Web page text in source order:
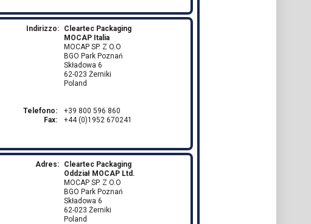
Indirizzo:
Cleartec Packaging
MOCAP Italia
MOCAP SP. Z O.O
BGO Park Poznań
Składowa 6
62-023 Żerniki
Poland
Telefono:
Fax:
+39 800 596 860
+44 (0)1952 670241
Adres:
Cleartec Packaging
Oddział MOCAP Ltd.
MOCAP SP. Z O.O
BGO Park Poznań
Składowa 6
62-023 Żerniki
Poland